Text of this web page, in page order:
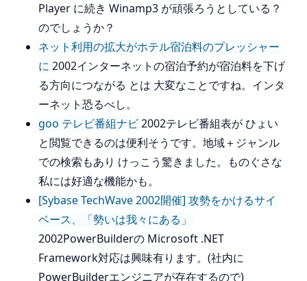
Player に続き Winamp3 が頑張ろうとしている？
のでしょうか？
ネット利用の拡大がホテル宿泊料のプレッシャー
に 2002インターネットの宿泊予約が宿泊料を下げ
る方向につながる とは 大変なことですね。インタ
ーネット恐るべし。
goo テレビ番組ナビ2002テレビ番組表が ひょい
と閲覧できるのは便利そうです。地域＋ジャンル
での検索もあり けっこう驚きました。ものぐさな
私には好適な機能かも。
[Sybase TechWave 2002開催] 攻勢をかけるサイ
ベース、「勢いは我々にある」
2002PowerBuilderの Microsoft .NET
Framework対応は興味有ります。(社内に
PowerBuilderエンジニアが存在するので)